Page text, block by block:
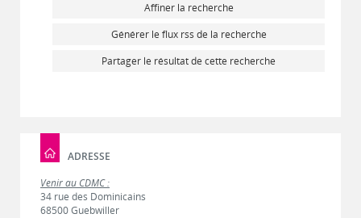
Affiner la recherche
Générer le flux rss de la recherche
Partager le résultat de cette recherche
ADRESSE
Venir au CDMC :
34 rue des Dominicains
68500 Guebwiller